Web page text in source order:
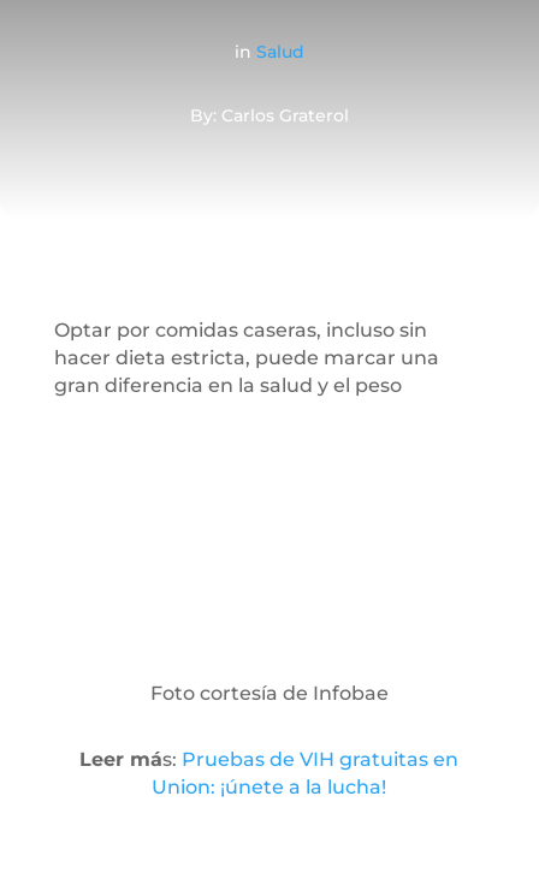
in Salud
By: Carlos Graterol
Optar por comidas caseras, incluso sin
hacer dieta estricta, puede marcar una
gran diferencia en la salud y el peso
Foto cortesía de Infobae
Leer más: Pruebas de VIH gratuitas en
Union: ¡únete a la lucha!